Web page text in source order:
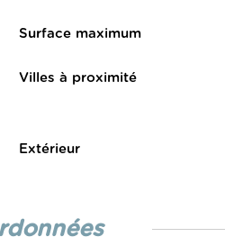
Surface maximum
Villes à proximité
Extérieur